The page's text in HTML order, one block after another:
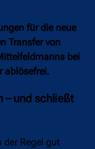
für die neue
Transfer von
bei
ablösefrei.
– und schließt
der Regel gut